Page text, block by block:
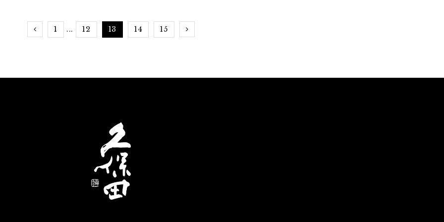
ましょう！
1 ... 12 13 14 15